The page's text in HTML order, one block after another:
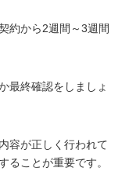
約から2週間～3週間
最終確認をしましょ
容が正しく行われて
ることが重要です。